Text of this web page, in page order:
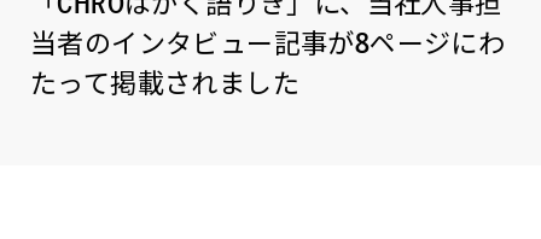
当者のインタビュー記事が8ページにわ
たって掲載されました